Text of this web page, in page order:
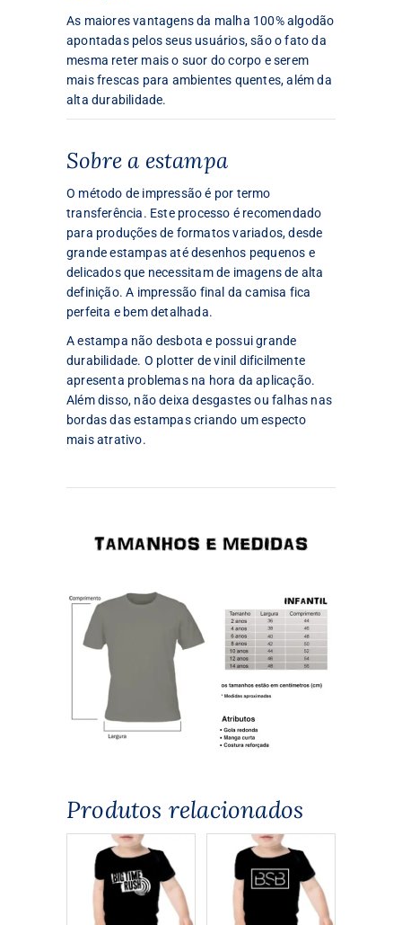
As maiores vantagens da malha 100% algodão
apontadas pelos seus usuários, são o fato da
mesma reter mais o suor do corpo e serem
mais frescas para ambientes quentes, além da
alta durabilidade.
Sobre a estampa
O método de impressão é por termo
transferência. Este processo é recomendado
para produções de formatos variados, desde
grande estampas até desenhos pequenos e
delicados que necessitam de imagens de alta
definição. A impressão final da camisa fica
perfeita e bem detalhada.
A estampa não desbota e possui grande
durabilidade. O plotter de vinil dificilmente
apresenta problemas na hora da aplicação.
Além disso, não deixa desgastes ou falhas nas
bordas das estampas criando um especto
mais atrativo.
Produtos relacionados